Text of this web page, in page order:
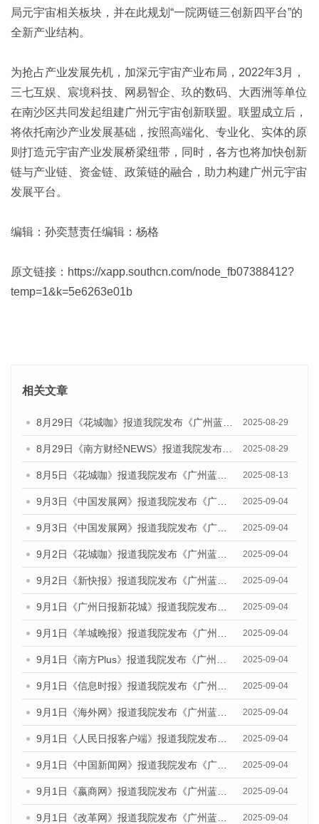
局元宇宙相关板块，并在此规划“一院两链三创新四平台”的
全新产业结构。
为抢占产业发展先机，加深元宇宙产业布局，2022年3月，
三七互娱、宸境科技、网易智企、玖的数码、大西洲等单位
在南沙区共同发起组建广州元宇宙创新联盟。联盟成立后，
将依托南沙产业发展基础，按照高端化、专业化、实体的原
则打造元宇宙产业发展桥梁纽带，同时，各方也将加快创新
链与产业链、资金链、政策链的融合，助力构建广州元宇宙
发展平台。
编辑：孙奕慧责任编辑：杨格
原文链接： https://xapp.southcn.com/node_fb07388412?
temp=1&k=5e6263e01b
相关文章
2025-08-29
2025-08-29
2025-08-13
2025-09-04
2025-09-04
2025-09-04
2025-09-04
2025-09-04
2025-09-04
2025-09-04
2025-09-04
2025-09-04
2025-09-04
2025-09-04
2025-09-04
2025-09-04